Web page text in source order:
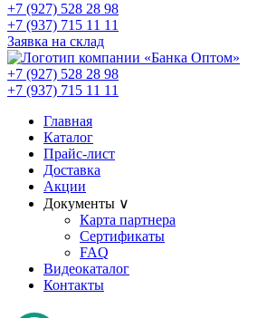
+7 (927) 528 28 98
+7 (937) 715 11 11
Заявка на склад
+7 (927) 528 28 98
+7 (937) 715 11 11
Главная
Каталог
Прайс-лист
Доставка
Акции
Документы ∨
Карта партнера
Сертификаты
FAQ
Видеокаталог
Контакты